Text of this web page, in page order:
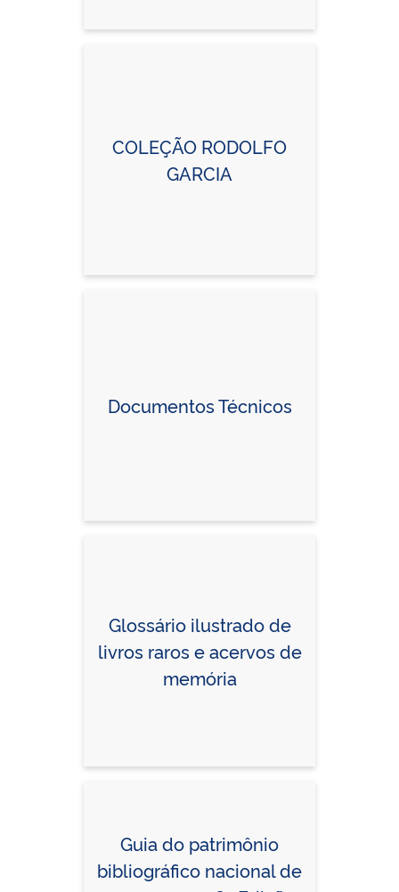
COLEÇÃO RODOLFO
GARCIA
Documentos Técnicos
Glossário ilustrado de
livros raros e acervos de
memória
Guia do patrimônio
bibliográfico nacional de